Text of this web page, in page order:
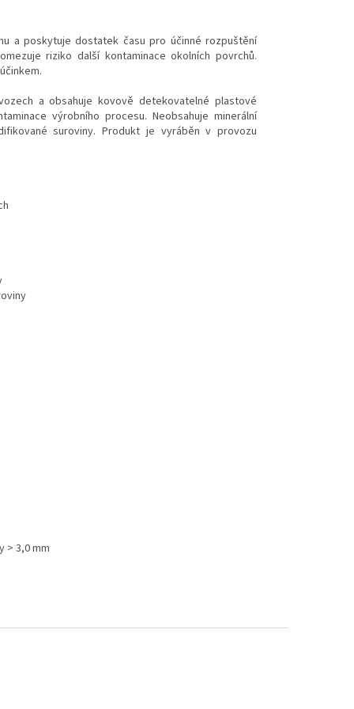
a poskytuje dostatek času pro účinné rozpuštění
riziko další kontaminace okolních povrchů.
a obsahuje kovově detekovatelné plastové
výrobního procesu. Neobsahuje minerální
suroviny. Produkt je vyráběn v provozu
> 3,0 mm